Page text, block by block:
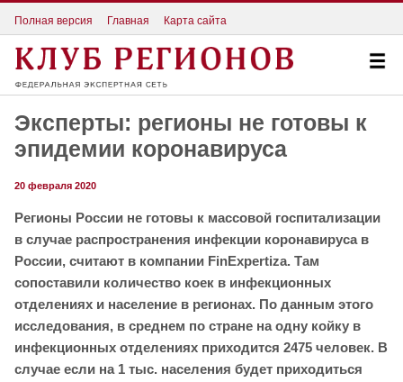
Полная версия Главная Карта сайта
Эксперты: регионы не готовы к
эпидемии коронавируса
20 февраля 2020
Регионы России не готовы к массовой госпитализации
в случае распространения инфекции коронавируса в
России, считают в компании FinExpertiza. Там
сопоставили количество коек в инфекционных
отделениях и население в регионах. По данным этого
исследования, в среднем по стране на одну койку в
инфекционных отделениях приходится 2475 человек. В
случае если на 1 тыс. населения будет приходиться